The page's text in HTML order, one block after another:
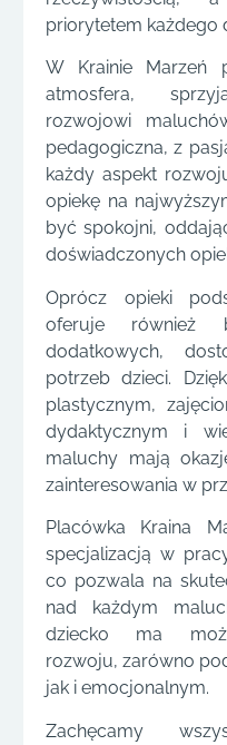
priorytetem każdego
W Krainie Marzeń
atmosfera,
rozwojowi
pedagogiczna, z
każdy aspekt
opiekę na
być spokojni,
doświadczonych
Oprócz opieki
oferuje również
dodatkowych,
potrzeb dzieci.
plastycznym,
dydaktycznym i
maluchy mają
zainteresowania w
Placówka Kraina
specjalizacją w
co pozwala na
nad każdym
dziecko ma
rozwoju, zarówno
jak i emocjonalnym.
Zachęcamy